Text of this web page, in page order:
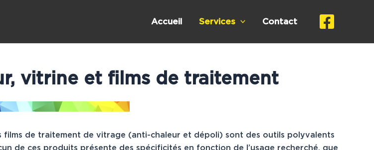
Accueil Services Contact
vitrine et films de traitement
films de traitement de vitrage (anti-chaleur et dépoli) sont des outils polyvalents
de ces produits présente des spécificités en fonction de l’usage recherché, que